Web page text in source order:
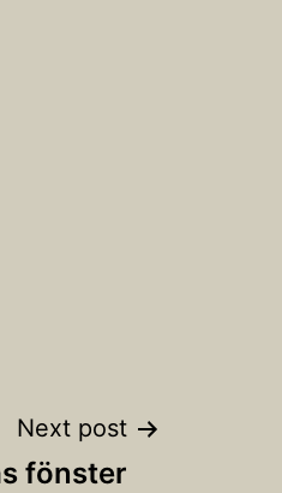
Next post
fönster